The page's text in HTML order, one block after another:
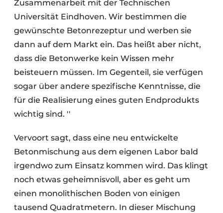
Zusammenarbeit mit der Technischen
Universität Eindhoven. Wir bestimmen die
gewünschte Betonrezeptur und werben sie
dann auf dem Markt ein. Das heißt aber nicht,
dass die Betonwerke kein Wissen mehr
beisteuern müssen. Im Gegenteil, sie verfügen
sogar über andere spezifische Kenntnisse, die
für die Realisierung eines guten Endprodukts
wichtig sind. ''
Vervoort sagt, dass eine neu entwickelte
Betonmischung aus dem eigenen Labor bald
irgendwo zum Einsatz kommen wird. Das klingt
noch etwas geheimnisvoll, aber es geht um
einen monolithischen Boden von einigen
tausend Quadratmetern. In dieser Mischung